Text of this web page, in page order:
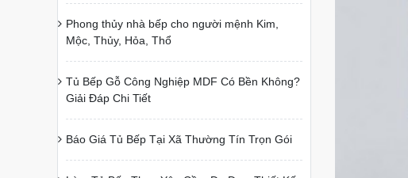
Phong thủy nhà bếp cho người mệnh Kim,
Mộc, Thủy, Hỏa, Thổ
Tủ Bếp Gỗ Công Nghiệp MDF Có Bền Không?
Giải Đáp Chi Tiết
Báo Giá Tủ Bếp Tại Xã Thường Tín Trọn Gói